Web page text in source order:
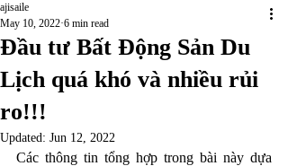
Đầu tư Bất Động Sản Du
Lịch quá khó và nhiều rủi
ro!!!
ajisaile
May 10, 2022 6 min read
Updated: Jun 12, 2022
Các thông tin tổng hợp trong bài này dựa